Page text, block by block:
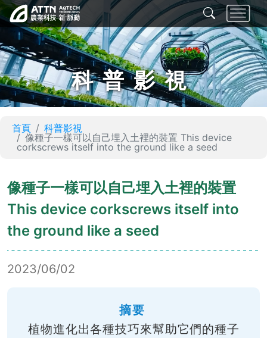
科普影視
首頁
科普影視
像種子一樣可以自己埋入土裡的裝置 This device
corkscrews itself into the ground like a seed
像種子一樣可以自己埋入土裡的裝置
This device corkscrews itself into
the ground like a seed
2023/06/02
摘要
植物進化出各種技巧來幫助它們的種子